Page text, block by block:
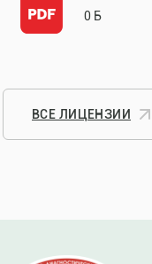
0 Б
ВСЕ ЛИЦЕНЗИИ